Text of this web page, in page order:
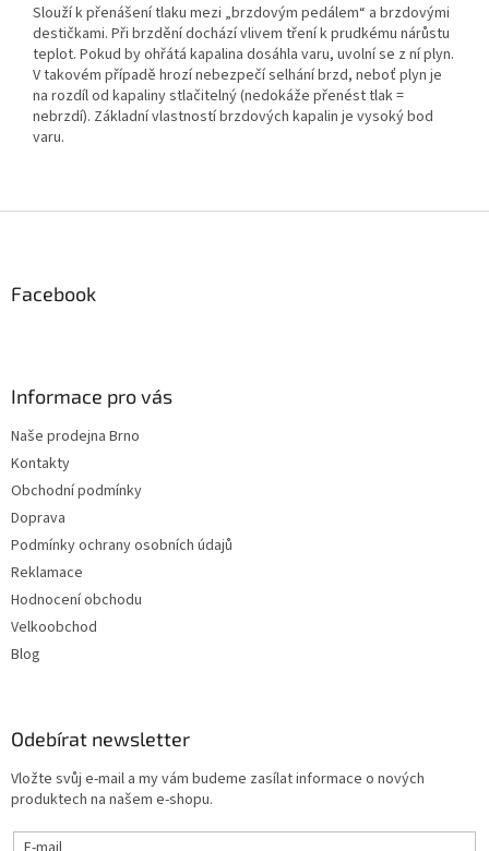
Slouží k přenášení tlaku mezi „brzdovým pedálem“ a brzdovými
destičkami. Při brzdění dochází vlivem tření k prudkému nárůstu
teplot. Pokud by ohřátá kapalina dosáhla varu, uvolní se z ní plyn.
V takovém případě hrozí nebezpečí selhání brzd, neboť plyn je
na rozdíl od kapaliny stlačitelný (nedokáže přenést tlak =
nebrzdí). Základní vlastností brzdových kapalin je vysoký bod
varu.
Facebook
Informace pro vás
Naše prodejna Brno
Kontakty
Obchodní podmínky
Doprava
Podmínky ochrany osobních údajů
Reklamace
Hodnocení obchodu
Velkoobchod
Blog
Odebírat newsletter
Vložte svůj e-mail a my vám budeme zasílat informace o nových
produktech na našem e-shopu.